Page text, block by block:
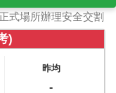
式場所辦理安全交割
)
昨均
-